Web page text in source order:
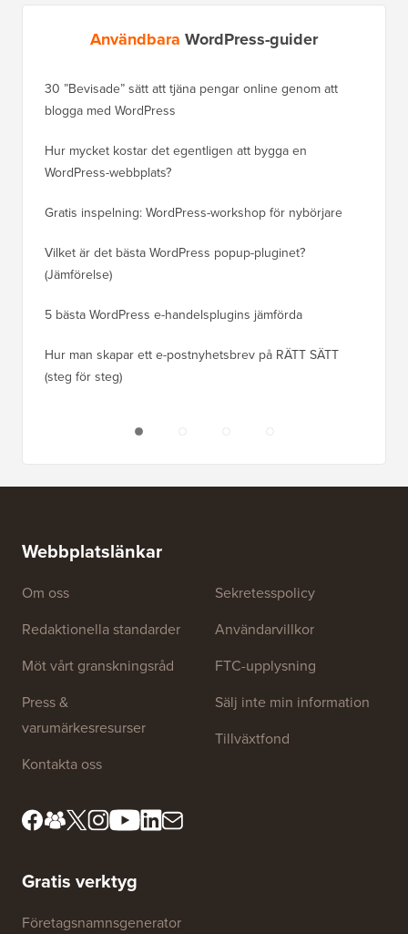
Användbara WordPress-guider
30 ”Bevisade” sätt att tjäna pengar online genom att
blogga med WordPress
Hur mycket kostar det egentligen att bygga en
WordPress-webbplats?
Gratis inspelning: WordPress-workshop för nybörjare
Vilket är det bästa WordPress popup-pluginet?
(Jämförelse)
5 bästa WordPress e-handelsplugins jämförda
Hur man skapar ett e-postnyhetsbrev på RÄTT SÄTT
(steg för steg)
Webbplatslänkar
Om oss
Redaktionella standarder
Möt vårt granskningsråd
Press &
varumärkesresurser
Kontakta oss
Sekretesspolicy
Användarvillkor
FTC-upplysning
Sälj inte min information
Tillväxtfond
Gratis verktyg
Företagsnamnsgenerator